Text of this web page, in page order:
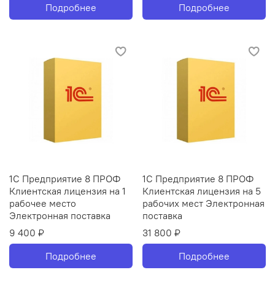
Подробнее
Подробнее
1С Предприятие 8 ПРОФ
Клиентская лицензия на 1
рабочее место
Электронная поставка
9 400 ₽
Подробнее
1С Предприятие 8 ПРОФ
Клиентская лицензия на 5
рабочих мест Электронная
поставка
31 800 ₽
Подробнее